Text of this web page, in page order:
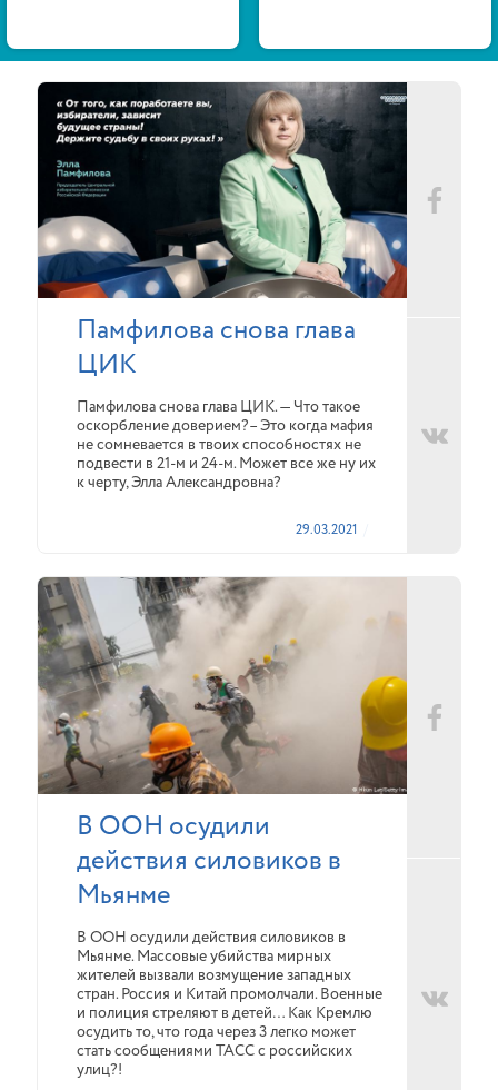
Памфилова снова глава
ЦИК
Памфилова снова глава ЦИК. — Что такое
оскорбление доверием?– Это когда мафия
не сомневается в твоих способностях не
подвести в 21-м и 24-м. Может все же ну их
к черту, Элла Александровна?
29.03.2021
В ООН осудили
действия силовиков в
Мьянме
В ООН осудили действия силовиков в
Мьянме. Массовые убийства мирных
жителей вызвали возмущение западных
стран. Россия и Китай промолчали. Военные
и полиция стреляют в детей… Как Кремлю
осудить то, что года через 3 легко может
стать сообщениями ТАСС с российских
улиц?!